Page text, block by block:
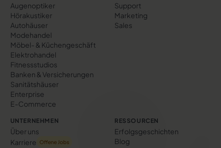
Augenoptiker
Hörakustiker
Autohäuser
Modehandel
Möbel- & Küchengeschäft
Elektrohandel
Fitnessstudios
Banken & Versicherungen
Sanitätshäuser
Enterprise
E-Commerce
Support
Marketing
Sales
UNTERNEHMEN
Über uns
Karriere
Offene Jobs
RESSOURCEN
Erfolgs­geschichten
Blog